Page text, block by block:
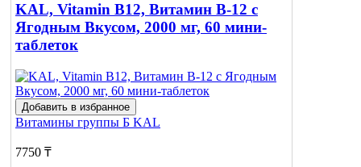
KAL, Vitamin B12, Витамин B-12 с
Ягодным Вкусом, 2000 мг, 60 мини-
таблеток
Добавить в избранное
Витамины группы Б KAL
7750 ₸